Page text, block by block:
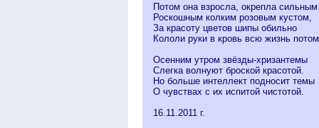
Потом она взросла, окрепла сильным
Роскошным колким розовым кустом,
За красоту цветов шипы обильно
Кололи руки в кровь всю жизнь
Осенним утром звёзды-хризантемы
Слегка волнуют броской красотой.
Но больше интеллект подносит темы
О чувствах с их испитой чистотой.
16.11.2011 г.